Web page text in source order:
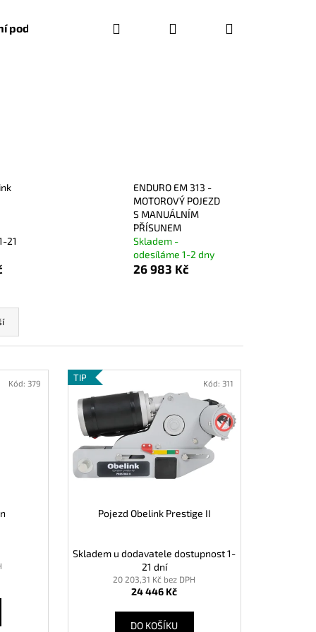
podmínky Hledat PřihlášeníNákupní
21
ENDURO EM 313 -
MOTOROVÝ POJEZD
S MANUÁLNÍM
PŘÍSUNEM
Skladem -
odesíláme 1-2 dny
26 983 Kč
Kód: 379 TIP
Pojezd Obelink Prestige II
Skladem u dodavatele dostupnost 1-
21 dní
20 203,31 Kč bez DPH
24 446 Kč
DO KOŠÍKU
Kód: 311
Následující
QUICKSCENTS